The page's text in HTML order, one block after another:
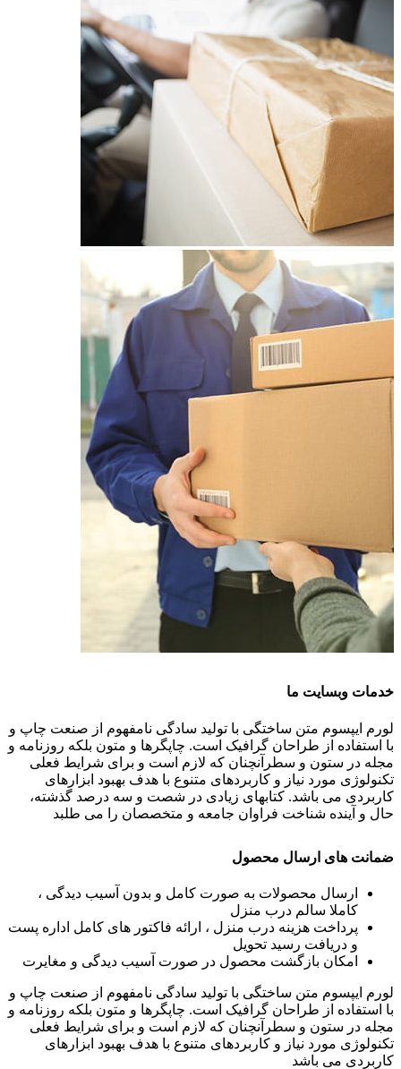
خدمات وبسایت ما
لورم ایپسوم متن ساختگی با تولید سادگی نامفهوم از صنعت چاپ و
با استفاده از طراحان گرافیک است. چاپگرها و متون بلکه روزنامه و
مجله در ستون و سطرآنچنان که لازم است و برای شرایط فعلی
تکنولوژی مورد نیاز و کاربردهای متنوع با هدف بهبود ابزارهای
کاربردی می باشد. کتابهای زیادی در شصت و سه درصد گذشته،
حال و آینده شناخت فراوان جامعه و متخصصان را می طلبد
ضمانت های ارسال محصول
ارسال محصولات به صورت کامل و بدون آسیب دیدگی ،
کاملا سالم درب منزل
پرداخت هزینه درب منزل ، ارائه فاکتور های کامل اداره پست
و دریافت رسید تحویل
امکان بازگشت محصول در صورت آسیب دیدگی و مغایرت
لورم ایپسوم متن ساختگی با تولید سادگی نامفهوم از صنعت چاپ و
با استفاده از طراحان گرافیک است. چاپگرها و متون بلکه روزنامه و
مجله در ستون و سطرآنچنان که لازم است و برای شرایط فعلی
تکنولوژی مورد نیاز و کاربردهای متنوع با هدف بهبود ابزارهای
کاربردی می باشد